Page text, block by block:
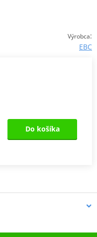
Výrobca:
EBC
Do košíka